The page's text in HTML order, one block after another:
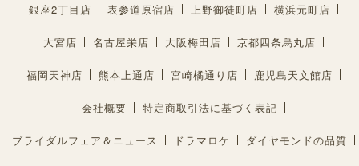
銀座2丁目店 表参道原宿店 上野御徒町店 横浜元町店
大宮店 名古屋栄店 大阪梅田店 京都四条烏丸店
福岡天神店 熊本上通店 宮崎橘通り店 鹿児島天文館店
会社概要 特定商取引法に基づく表記
ブライダルフェア＆ニュース ドラマロケ ダイヤモンドの品質